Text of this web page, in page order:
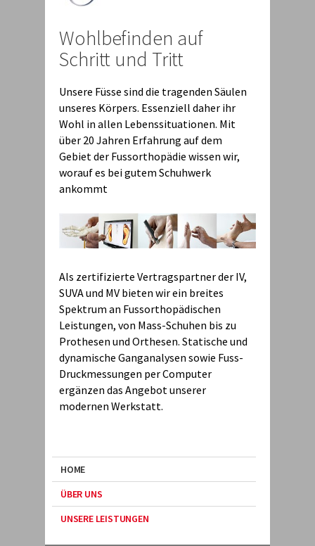
Wohlbefinden auf
Schritt und Tritt
Unsere Füsse sind die tragenden Säulen
unseres Körpers. Essenziell daher ihr
Wohl in allen Lebenssituationen. Mit
über 20 Jahren Erfahrung auf dem
Gebiet der Fussorthopädie wissen wir,
worauf es bei gutem Schuhwerk
ankommt
Als zertifizierte Vertragspartner der IV,
SUVA und MV bieten wir ein breites
Spektrum an Fussorthopädischen
Leistungen, von Mass-Schuhen bis zu
Prothesen und Orthesen. Statische und
dynamische Ganganalysen sowie Fuss-
Druckmessungen per Computer
ergänzen das Angebot unserer
modernen Werkstatt.
HOME
ÜBER UNS
UNSERE LEISTUNGEN